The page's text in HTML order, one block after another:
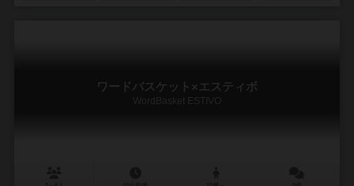
ワードバスケット×エスティボ
WordBasket ESTIVO